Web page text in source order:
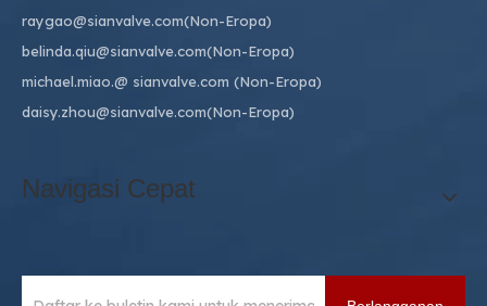
raygao@sianvalve.com(Non-Eropa)
belinda.qiu@sianvalve.com(Non-Eropa)
michael.miao.@ sianvalve.com (Non-Eropa)
daisy.zhou@sianvalve.com(Non-Eropa)
Navigasi Cepat